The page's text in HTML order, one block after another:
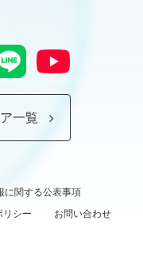
一覧
に関する公表事項
リシー
お問い合わせ